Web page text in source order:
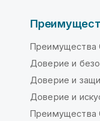
Преимущества
Доверие и
Доверие и
Доверие и
Преимущества